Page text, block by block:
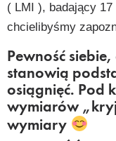
( LMI ), badający
chcielibyśmy
Pewność
stanowią
osiągnięć. Pod
wymiarów
wymiary